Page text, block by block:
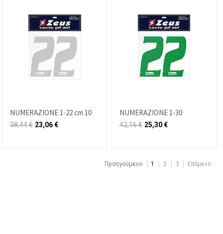
NUMERAZIONE 1-22 cm 10
38,44€ 23,06€
NUMERAZIONE 1-30
42,16€ 25,30€
Προηγούμενο 1 2 3 Επόμενο